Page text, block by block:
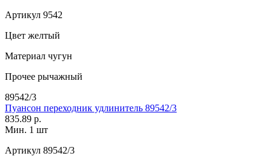
Артикул 9542
Цвет желтый
Материал чугун
Прочее рычажный
89542/3
Пуансон переходник удлинитель 89542/3
835.89 р.
Мин. 1 шт
Артикул 89542/3